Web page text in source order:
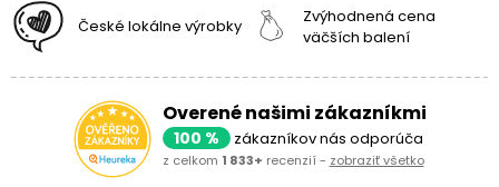
České lokálne výrobky
Zvýhodnená cena
väčších balení
Overené našimi zákazníkmi
100 % zákazníkov nás odporúča
z celkom 1 833+ recenzií - zobraziť všetko